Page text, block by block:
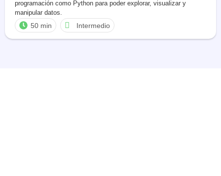
programación como Python para poder explorar, visualizar y
manipular datos.
50 min Intermedio